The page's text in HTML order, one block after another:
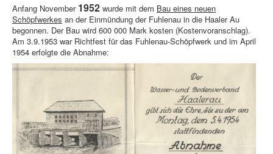
Anfang November 1952 wurde mit dem Bau eines neuen
Schöpfwerkes an der Einmündung der Fuhlenau in die Haaler Au
begonnen. Der Bau wird 600 000 Mark kosten (Kostenvoranschlag).
Am 3.9.1953 war Richtfest für das Fuhlenau-Schöpfwerk und im April
1954 erfolgte die Abnahme: